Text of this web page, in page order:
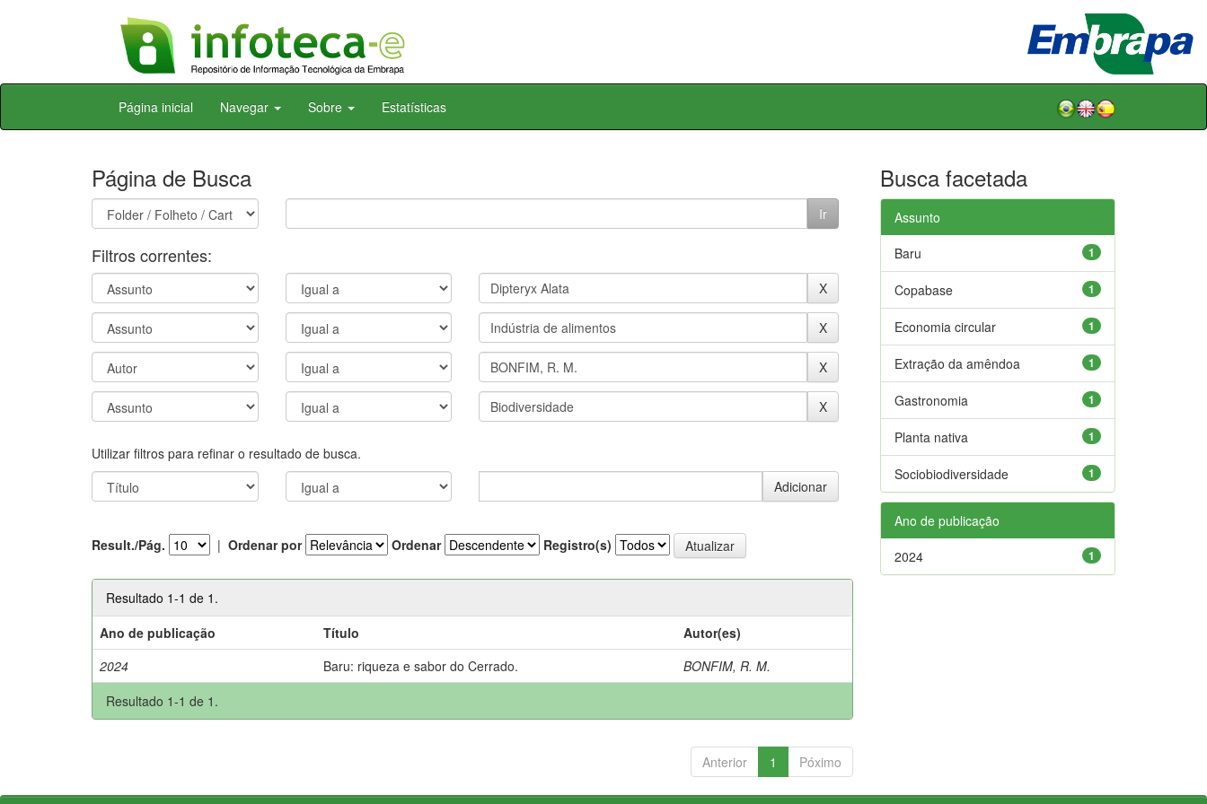
Skip
Página inicial Navegar Sobre Estatísticas
Página de Busca
Filtros correntes:
Utilizar filtros para refinar o resultado de busca.
Result./Pág. | Ordenar por Ordenar Registro(s)
Resultado 1-1 de 1.
Ano de publicação
Título
Autor(es)
2024
Baru: riqueza e sabor do Cerrado.
BONFIM, R. M.
Resultado 1-1 de 1.
Anterior 1 Póximo
Busca facetada
Assunto
1
Baru
1
Copabase
1
Economia circular
1
Extração da amêndoa
1
Gastronomia
1
Planta nativa
1
Sociobiodiversidade
Ano de publicação
1
2024